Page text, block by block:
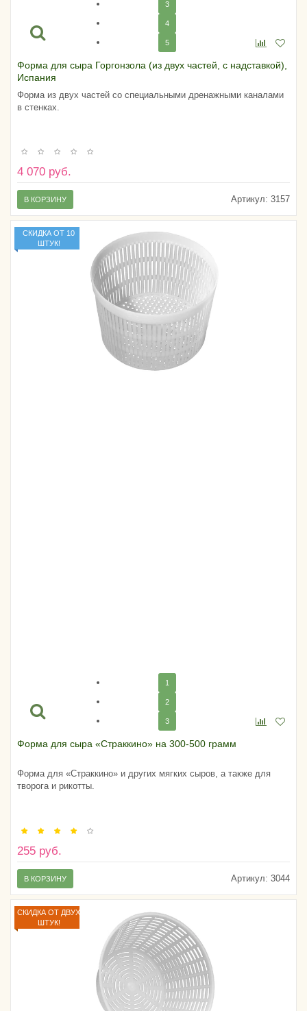
3
4
5
Форма для сыра Горгонзола (из двух частей, с надставкой),
Испания
Форма из двух частей со специальными дренажными каналами
в стенках.
4 070 руб.
Артикул: 3157
В КОРЗИНУ
СКИДКА ОТ 10
ШТУК!
1
2
3
Форма для сыра «Страккино» на 300-500 грамм
Форма для «Страккино» и других мягких сыров, а также для
творога и рикотты.
255 руб.
Артикул: 3044
В КОРЗИНУ
СКИДКА ОТ ДВУХ
ШТУК!